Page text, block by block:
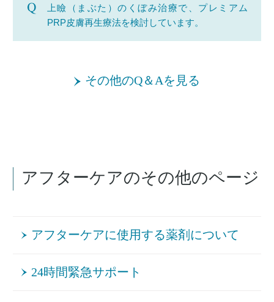
上瞼（まぶた）のくぼみ治療で、プレミアム
PRP皮膚再生療法を検討しています。
その他のQ＆Aを見る
アフターケアのその他のページ
アフターケアに使用する薬剤について
24時間緊急サポート